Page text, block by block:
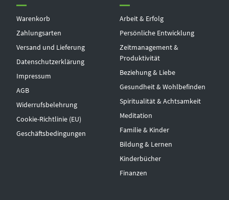
Warenkorb
Zahlungsarten
Versand und Lieferung
Datenschutzerklärung
Impressum
AGB
Widerrufsbelehrung
Cookie-Richtlinie (EU)
Geschäftsbedingungen
Arbeit & Erfolg
Persönliche Entwicklung
Zeitmanagement &
Produktivität
Beziehung & Liebe
Gesundheit & Wohlbefinden
Spiritualität & Achtsamkeit
Meditation
Familie & Kinder
Bildung & Lernen
Kinderbücher
Finanzen